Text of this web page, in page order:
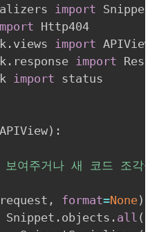
import
. views import
. response import
import status
APIView) :
여주거나 새 코드 조각을
request , format=None)
Snippet . objects . all (